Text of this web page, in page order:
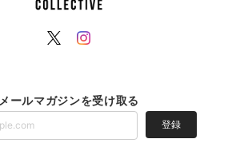
メールマガジンを受け取る
登録